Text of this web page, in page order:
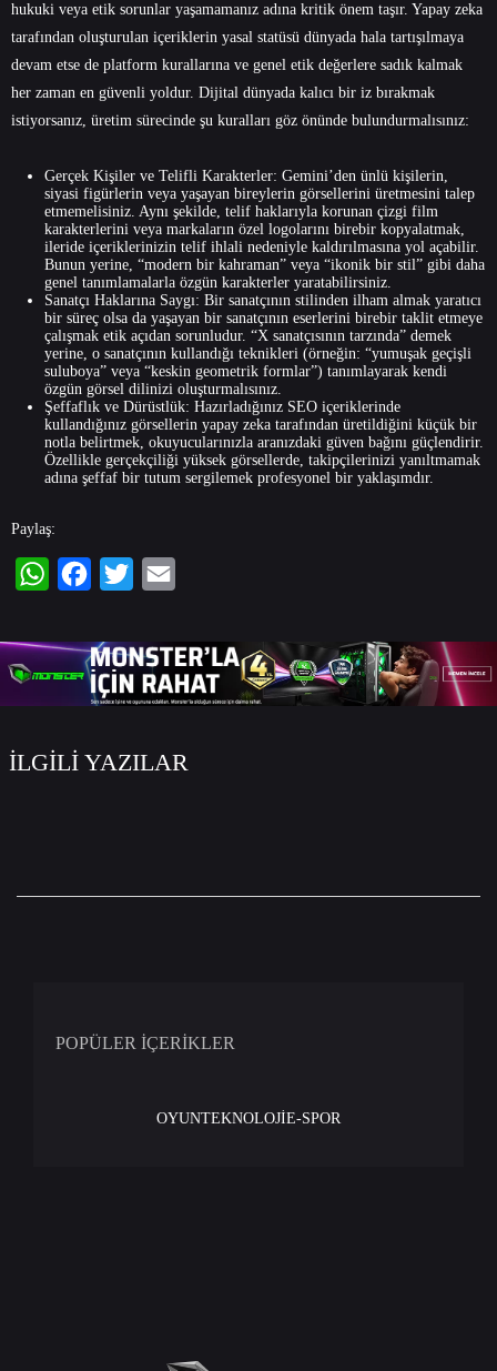
hukuki veya etik sorunlar yaşamamanız adına kritik önem taşır. Yapay zeka
tarafından oluşturulan içeriklerin yasal statüsü dünyada hala tartışılmaya
devam etse de platform kurallarına ve genel etik değerlere sadık kalmak
her zaman en güvenli yoldur. Dijital dünyada kalıcı bir iz bırakmak
istiyorsanız, üretim sürecinde şu kuralları göz önünde bulundurmalısınız:
Gerçek Kişiler ve Telifli Karakterler: Gemini’den ünlü kişilerin,
siyasi figürlerin veya yaşayan bireylerin görsellerini üretmesini talep
etmemelisiniz. Aynı şekilde, telif haklarıyla korunan çizgi film
karakterlerini veya markaların özel logolarını birebir kopyalatmak,
ileride içeriklerinizin telif ihlali nedeniyle kaldırılmasına yol açabilir.
Bunun yerine, “modern bir kahraman” veya “ikonik bir stil” gibi daha
genel tanımlamalarla özgün karakterler yaratabilirsiniz.
Sanatçı Haklarına Saygı: Bir sanatçının stilinden ilham almak yaratıcı
bir süreç olsa da yaşayan bir sanatçının eserlerini birebir taklit etmeye
çalışmak etik açıdan sorunludur. “X sanatçısının tarzında” demek
yerine, o sanatçının kullandığı teknikleri (örneğin: “yumuşak geçişli
suluboya” veya “keskin geometrik formlar”) tanımlayarak kendi
özgün görsel dilinizi oluşturmalısınız.
Şeffaflık ve Dürüstlük: Hazırladığınız SEO içeriklerinde
kullandığınız görsellerin yapay zeka tarafından üretildiğini küçük bir
notla belirtmek, okuyucularınızla aranızdaki güven bağını güçlendirir.
Özellikle gerçekçiliği yüksek görsellerde, takipçilerinizi yanıltmamak
adına şeffaf bir tutum sergilemek profesyonel bir yaklaşımdır.
Paylaş:
İLGİLİ YAZILAR
POPÜLER İÇERİKLER
OYUNTEKNOLOJİE-SPOR